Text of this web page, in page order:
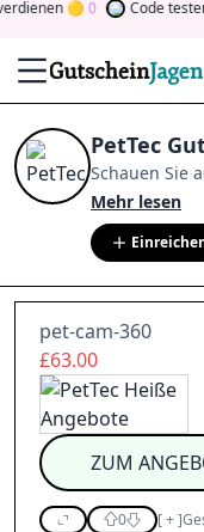
0 Code testen
PetTec
Schauen Sie
PetTec-
der
durch
beitragen.
Sie Geld
Mehr lesen
pet-cam-360
£63.00
ZUM
0 [+]